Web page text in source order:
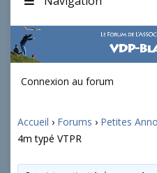
Connexion au forum
Accueil › Forums › Petites
4m typé VTPR